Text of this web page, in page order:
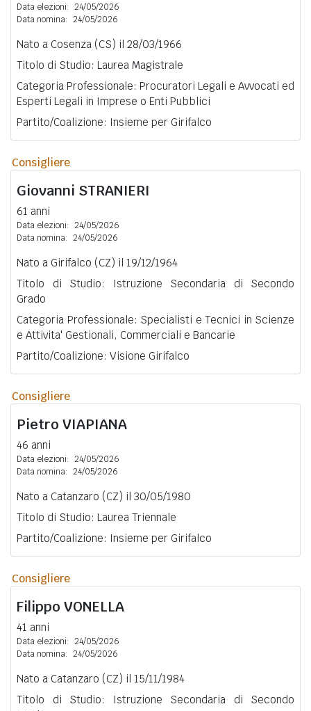
Data elezioni: 24/05/2026
Data nomina: 24/05/2026
Nato a Cosenza (CS) il 28/03/1966
Titolo di Studio: Laurea Magistrale
Categoria Professionale: Procuratori Legali e Avvocati ed
Esperti Legali in Imprese o Enti Pubblici
Partito/Coalizione: Insieme per Girifalco
Consigliere
Giovanni STRANIERI
61 anni
Data elezioni: 24/05/2026
Data nomina: 24/05/2026
Nato a Girifalco (CZ) il 19/12/1964
Titolo di Studio: Istruzione Secondaria di Secondo
Grado
Categoria Professionale: Specialisti e Tecnici in Scienze
e Attivita' Gestionali, Commerciali e Bancarie
Partito/Coalizione: Visione Girifalco
Consigliere
Pietro VIAPIANA
46 anni
Data elezioni: 24/05/2026
Data nomina: 24/05/2026
Nato a Catanzaro (CZ) il 30/05/1980
Titolo di Studio: Laurea Triennale
Partito/Coalizione: Insieme per Girifalco
Consigliere
Filippo VONELLA
41 anni
Data elezioni: 24/05/2026
Data nomina: 24/05/2026
Nato a Catanzaro (CZ) il 15/11/1984
Titolo di Studio: Istruzione Secondaria di Secondo